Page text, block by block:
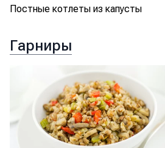
Постные котлеты из капусты
Гарниры